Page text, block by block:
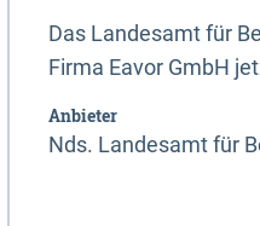
Das Landesamt für
Firma Eavor GmbH
Anbieter
Nds. Landesamt für